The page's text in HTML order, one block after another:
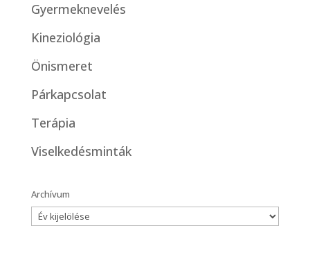
Gyermeknevelés
Kineziológia
Önismeret
Párkapcsolat
Terápia
Viselkedésminták
Archívum